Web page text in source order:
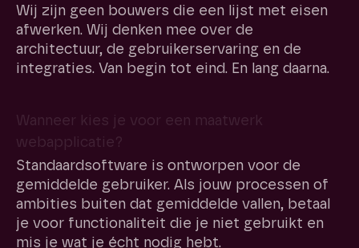
Wij zijn geen bouwers die een lijst met eisen
afwerken. Wij denken mee over de
architectuur, de gebruikerservaring en de
integraties. Van begin tot eind. En lang daarna.
Wanneer kies je voor een maatwerk
webapplicatie?
Standaardsoftware is ontworpen voor de
gemiddelde gebruiker. Als jouw processen of
ambities buiten dat gemiddelde vallen, betaal
je voor functionaliteit die je niet gebruikt en
mis je wat je écht nodig hebt.